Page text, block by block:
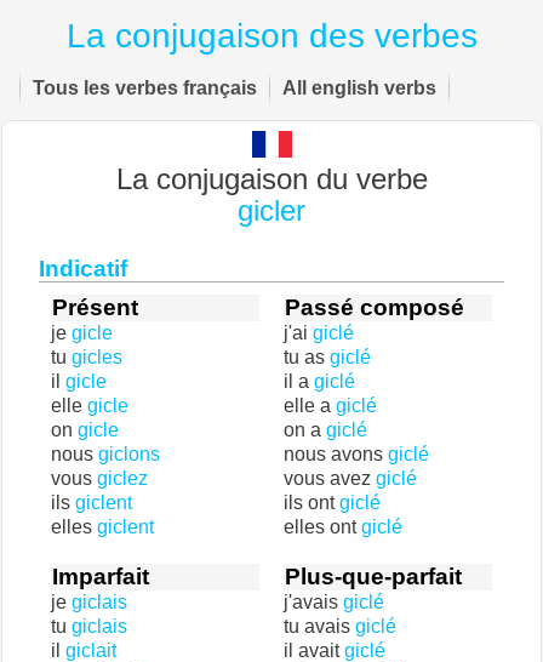
La conjugaison des verbes
Tous les verbes français All english verbs
La conjugaison du verbe
gicler
Indicatif
Présent
je gicle
tu gicles
il gicle
elle gicle
on gicle
nous giclons
vous giclez
ils giclent
elles giclent
Passé composé
j'ai giclé
tu as giclé
il a giclé
elle a giclé
on a giclé
nous avons giclé
vous avez giclé
ils ontgiclé
elles ontgiclé
Imparfait
je giclais
tu giclais
il giclait
Plus-que-parfait
j'avais giclé
tu avais giclé
il avaitgiclé